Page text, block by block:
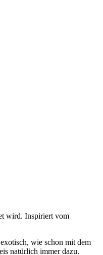
wird. Inspiriert vom
wie schon mit dem
natürlich immer dazu.